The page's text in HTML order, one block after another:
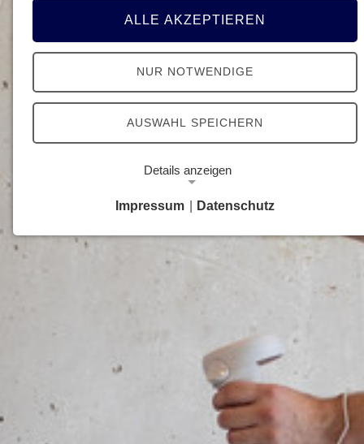
ALLE AKZEPTIEREN
NUR NOTWENDIGE
AUSWAHL SPEICHERN
Details anzeigen
Notwendige Cookies ermöglichen grundlegende
Funktionen und sind für die einwandfreie Funktion
Dieser Cookie speichert die gewählte
Einverständnisoption bezüglich Google Analytics
Impressum Datenschutz